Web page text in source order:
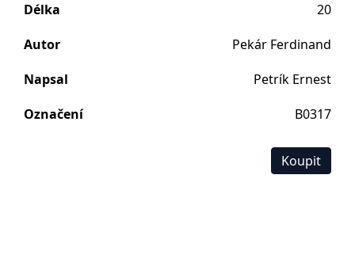
Délka
20
Autor
Pekár Ferdinand
Napsal
Petrík Ernest
Označení
B0317
Koupit